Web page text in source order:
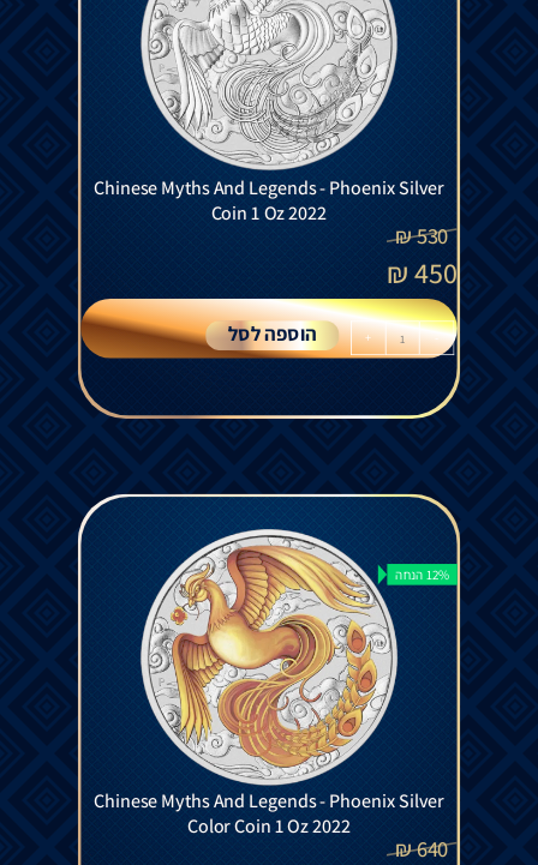
Chinese Myths And Legends - Phoenix Silver
Coin 1 Oz 2022
530
₪
450
₪
-
+ הוספה לסל
12% הנחה
Chinese Myths And Legends - Phoenix Silver
Color Coin 1 Oz 2022
640
₪